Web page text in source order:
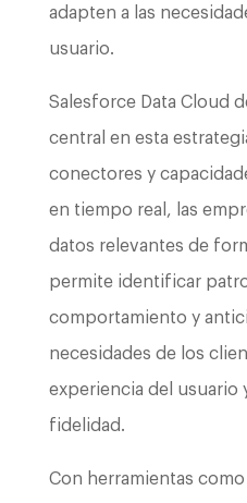
adapten a las
usuario.
Salesforce Data Cloud
central en esta
conectores y
en tiempo real, las
datos relevantes de
permite identificar
comportamiento y
necesidades de los
experiencia del usuario
fidelidad.
Con herramientas